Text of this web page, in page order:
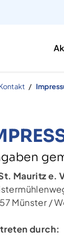
Mauritz e.
Münster /
durch: